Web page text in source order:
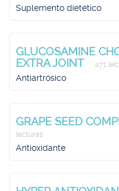
Suplemento dietético
GLUCOSAMINE
EXTRA JOINT
471
Antiartrósico
GRAPE SEED
lecturas
Antioxidante